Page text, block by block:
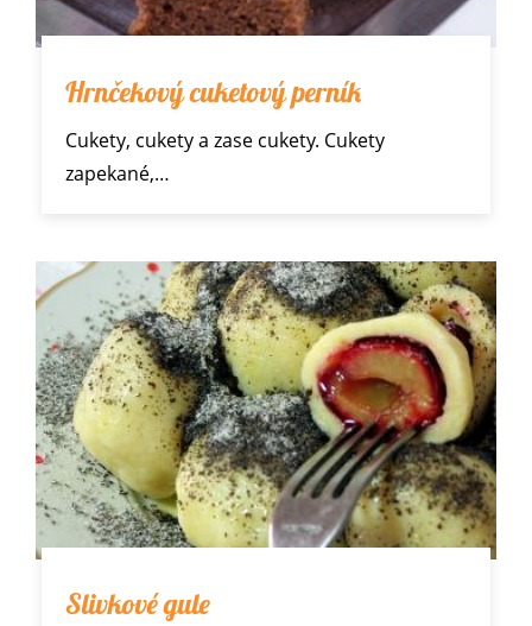
Hrnčekový cuketový perník
Cukety, cukety a zase cukety. Cukety
zapekané,…
Slivkové gule